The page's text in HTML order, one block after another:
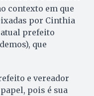
contexto em que
por Cinthia
atual prefeito
que
e vereador
pois é sua